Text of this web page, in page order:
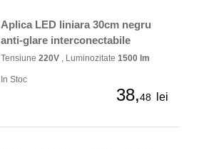
Aplica LED liniara 30cm negru
anti-glare interconectabile
Tensiune 220V , Luminozitate 1500 lm
In Stoc
38,48 lei